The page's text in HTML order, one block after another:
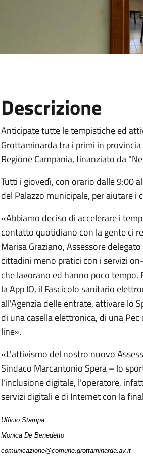
Descrizione
Anticipate tutte le tempistiche ed
Grottaminarda tra i primi in
Regione Campania, finanziato da
Tutti i giovedì, con orario dalle 9:00
del Palazzo municipale, per aiutare
«Abbiamo deciso di accelerare i
contatto quotidiano con la gente ci
Marisa Graziano, Assessore
cittadini meno pratici con i servizi
che lavorano ed hanno poco
la App IO, il Fascicolo sanitario
all'Agenzia delle entrate, attivare lo
di una casella elettronica, di una
line».
«L'attivismo del nostro nuovo
Sindaco Marcantonio Spera – lo
l'inclusione digitale, l'operatore,
servizi digitali e di Internet con la
Ufficio Stampa
Monica De Benedetto
comunicazione@comune.grottaminarda.av.it